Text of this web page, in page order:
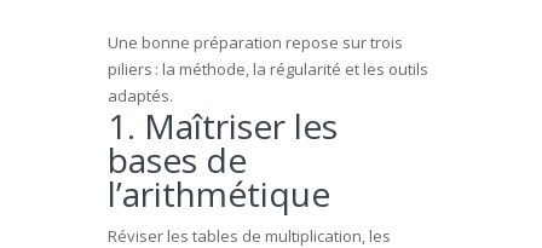
Une bonne préparation repose sur trois
piliers : la méthode, la régularité et les outils
adaptés.
1. Maîtriser les
bases de
l’arithmétique
Réviser les tables de multiplication, les